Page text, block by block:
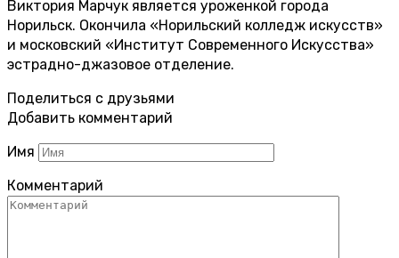
Виктория Марчук является уроженкой города
Норильск. Окончила «Норильский колледж искусств»
и московский «Институт Современного Искусства»
эстрадно-джазовое отделение.
Поделиться с друзьями
Добавить комментарий
Имя
Комментарий